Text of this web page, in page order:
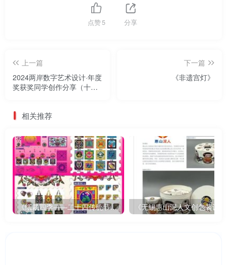
点赞5 分享
上一篇
2024两岸数字艺术设计·年度
奖获奖同学创作分享（十
下一篇
《非遗宫灯》
相关推荐
《纸裁四季——二十四传统节气文创设计》 《无锡惠山泥人文创包装设